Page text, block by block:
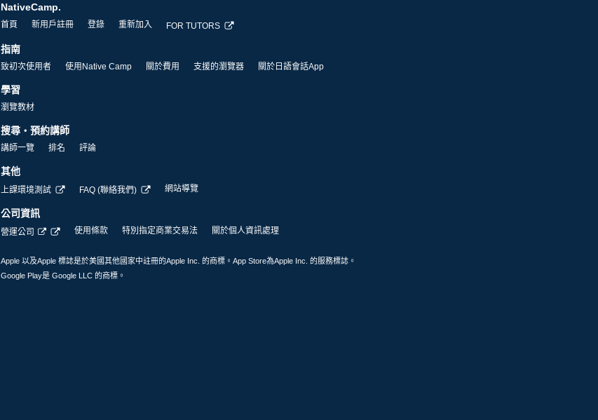
NativeCamp.
首頁 新用戶註冊 登錄 重新加入 FOR TUTORS
指南
致初次使用者 使用Native Camp 關於費用 支援的瀏覽器 關於日語會話App
學習
瀏覽教材
搜尋・預約講師
講師一覽 排名 評論
其他
上課環境測試 FAQ (聯絡我們) 網站導覽
公司資訊
營運公司 使用條款 特別指定商業交易法 關於個人資訊處理
Apple 以及Apple 標誌是於美國其他國家中註冊的Apple Inc. 的商標。App Store為Apple Inc. 的服務標誌。
Google Play是 Google LLC 的商標。